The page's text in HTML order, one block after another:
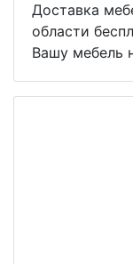
Доставка
области
Вашу мебель